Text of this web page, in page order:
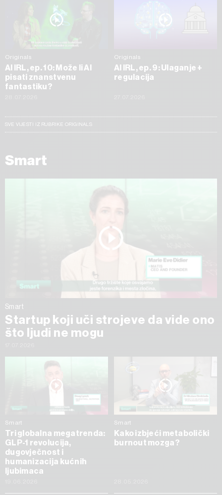
Originals
AI IRL, ep. 10: Može li AI
pisati znanstvenu
fantastiku?
Originals
AI IRL, ep. 9: Ulaganje +
regulacija
SVE VIJESTI IZ RUBRIKE ORIGINALS
Smart
Smart
Startup koji uči strojeve da vide ono
što ljudi ne mogu
Smart
Tri globalna megatrenda:
GLP-1 revolucija,
dugovječnost i
humanizacija kućnih
ljubimaca
Smart
Kako izbjeći metabolički
burnout mozga?